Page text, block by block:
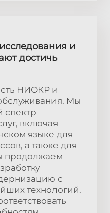
и
достичь
НИОКР и
Мы
спектр
включая
языке для
а также для
продолжаем
с
технологий.